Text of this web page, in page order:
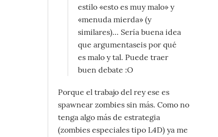
estilo «esto es muy malo» y
«menuda mierda» (y
similares)… Sería buena idea
que argumentaseis por qué
es malo y tal. Puede traer
buen debate :O
Porque el trabajo del rey ese es
spawnear zombies sin más. Como no
tenga algo más de estrategia
(zombies especiales tipo L4D) ya me